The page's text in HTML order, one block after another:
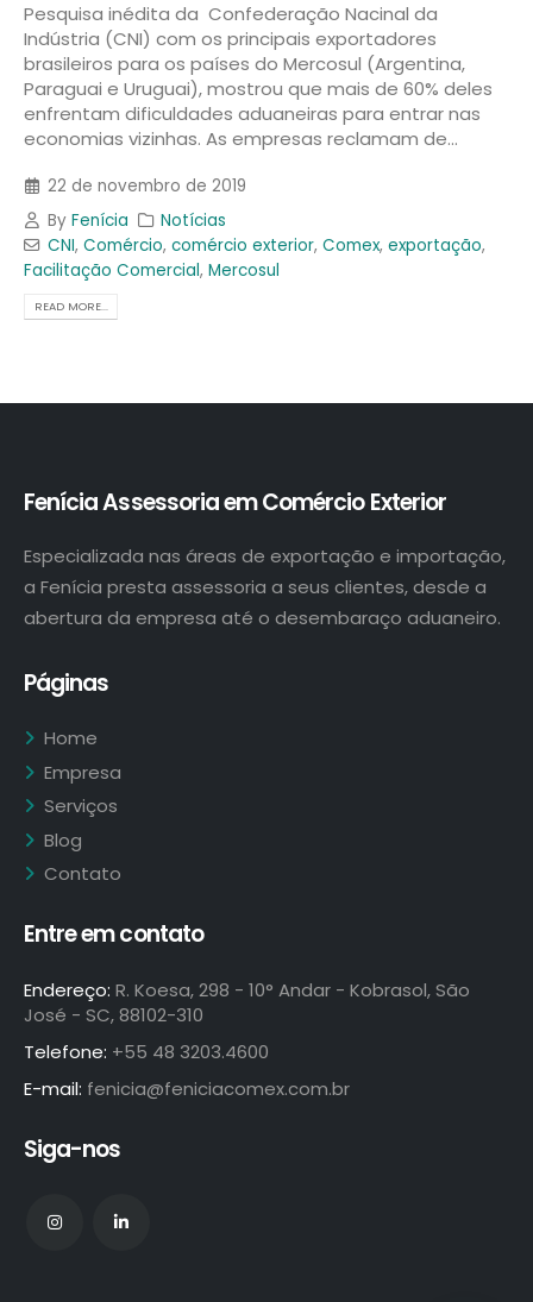
Pesquisa inédita da Confederação Nacinal da
Indústria (CNI) com os principais exportadores
brasileiros para os países do Mercosul (Argentina,
Paraguai e Uruguai), mostrou que mais de 60% deles
enfrentam dificuldades aduaneiras para entrar nas
economias vizinhas. As empresas reclamam de...
22 de novembro de 2019
By Fenícia
Notícias
CNI, Comércio, comércio exterior, Comex, exportação,
Facilitação Comercial, Mercosul
READ MORE...
Fenícia Assessoria em Comércio Exterior
Especializada nas áreas de exportação e importação,
a Fenícia presta assessoria a seus clientes, desde a
abertura da empresa até o desembaraço aduaneiro.
Páginas
Home
Empresa
Serviços
Blog
Contato
Entre em contato
Endereço: R. Koesa, 298 - 10° Andar - Kobrasol, São
José - SC, 88102-310
Telefone: +55 48 3203.4600
E-mail: fenicia@feniciacomex.com.br
Siga-nos